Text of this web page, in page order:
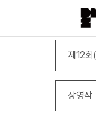
제12
상영작